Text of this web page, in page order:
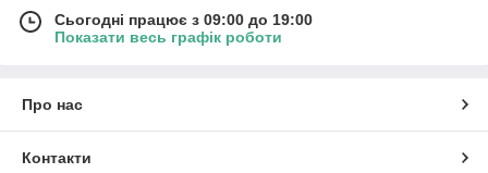
Сьогодні працює з 09:00 до 19:00
Показати весь графік роботи
Про нас
Контакти